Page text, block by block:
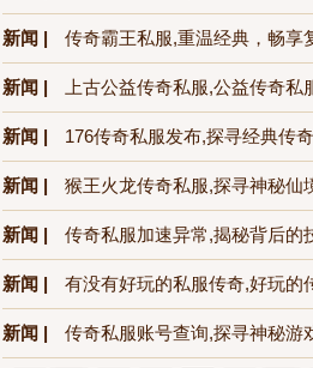
新闻 | 传奇霸王私服,重温经典，畅享
新闻 | 上古公益传奇私服,公益传奇私
新闻 | 176传奇私服发布,探寻经典传
新闻 | 猴王火龙传奇私服,探寻神秘仙
新闻 | 传奇私服加速异常,揭秘背后的
新闻 | 有没有好玩的私服传奇,好玩的
新闻 | 传奇私服账号查询,探寻神秘游